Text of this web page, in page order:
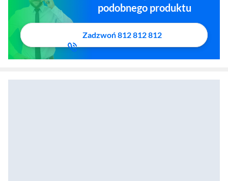
podobnego produktu
Zadzwoń 812 812 812